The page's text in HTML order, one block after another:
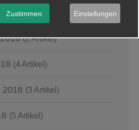
(8 Artikel)
(2 Artikel)
(4 Artikel)
2018 (3 Artikel)
(5 Artikel)
Zustimmen Einstellungen